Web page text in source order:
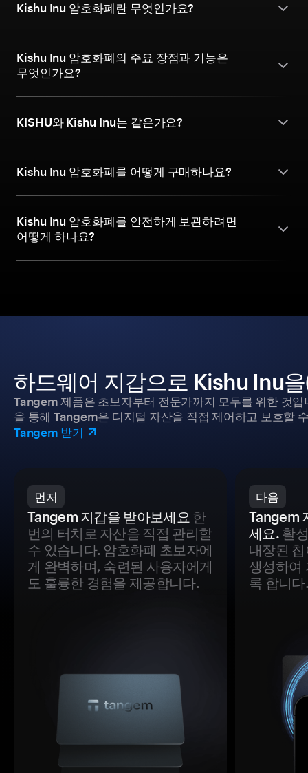
Kishu Inu 암호화폐란 무엇인가요?
Kishu Inu 암호화폐의 주요 장점과 기능은
무엇인가요?
KISHU와 Kishu Inu는 같은가요?
Kishu Inu 암호화폐를 어떻게 구매하나요?
Kishu Inu 암호화폐를 안전하게 보관하려면
어떻게 하나요?
하드웨어 지갑으로 Kishu Inu
Tangem 제품은 초보자부터 전문가까지 모두를 위한 것
을 통해 Tangem은 디지털 자산을 직접 제어하고 보호할
Tangem 받기
먼저
Tangem 지갑을 받아보세요 한
번의 터치로 자산을 직접 관리할
수 있습니다. 암호화폐 초보자에
게 완벽하며, 숙련된 사용자에게
도 훌륭한 경험을 제공합니다.
다음
Tangem
세요.활
내장된
생성하여
록 합니다.